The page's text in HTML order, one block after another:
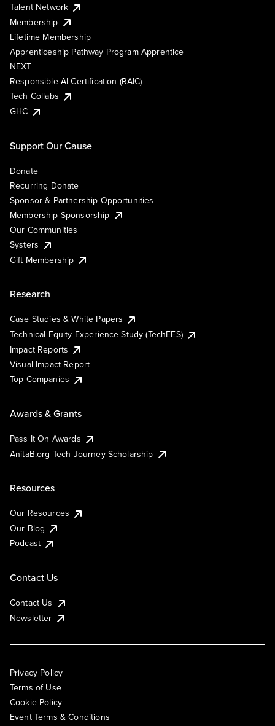
Talent Network
Membership
Lifetime Membership
Apprenticeship Pathway Program Apprentice
NEXT
Responsible AI Certification (RAIC)
Tech Collabs
GHC
Support Our Cause
Donate
Recurring Donate
Sponsor & Partnership Opportunities
Membership Sponsorship
Our Communities
Systers
Gift Membership
Research
Case Studies & White Papers
Technical Equity Experience Study (TechEES)
Impact Reports
Visual Impact Report
Top Companies
Awards & Grants
Pass It On Awards
AnitaB.org Tech Journey Scholarship
Resources
Our Resources
Our Blog
Podcast
Contact Us
Contact Us
Newsletter
Privacy Policy
Terms of Use
Cookie Policy
Event Terms & Conditions